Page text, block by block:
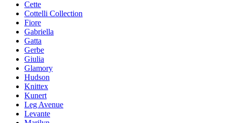
Cette
Cottelli Collection
Fiore
Gabriella
Gatta
Gerbe
Giulia
Glamory
Hudson
Knittex
Kunert
Leg Avenue
Levante